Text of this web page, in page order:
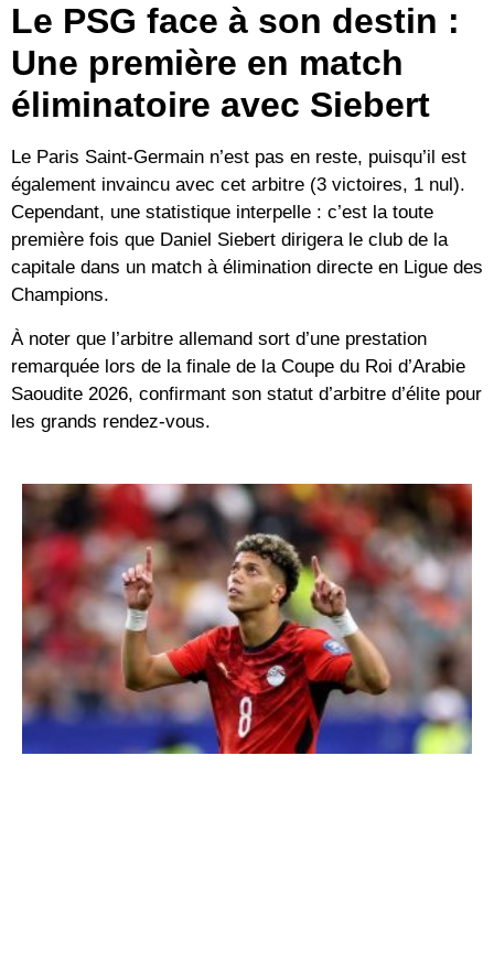
Le PSG face à son destin :
Une première en match
éliminatoire avec Siebert
Le Paris Saint-Germain n’est pas en reste, puisqu’il est
également invaincu avec cet arbitre (3 victoires, 1 nul).
Cependant, une statistique interpelle : c’est la toute
première fois que Daniel Siebert dirigera le club de la
capitale dans un match à élimination directe en Ligue des
Champions.
À noter que l’arbitre allemand sort d’une prestation
remarquée lors de la finale de la Coupe du Roi d’Arabie
Saoudite 2026, confirmant son statut d’arbitre d’élite pour
les grands rendez-vous.